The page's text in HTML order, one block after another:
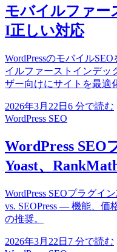
モバイルファー
I正しい対応
WordPressのモバイル
イルファーストインデッ
ザー向けにサイトを最適
2026年3月22日 6 分で読む
WordPress SEO
WordPress SEO
Yoast、
WordPress SEOプラグイ
vs. SEOPress — 機能、
の推奨。
2026年3月22日 7 分で読む